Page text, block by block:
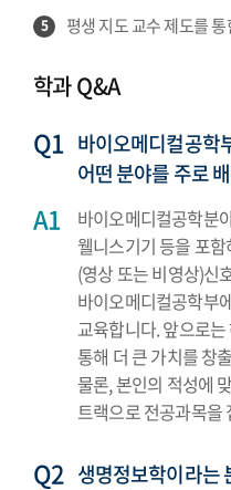
5 평생 지도 교수 제도를
학과 Q&A
바이오메디컬공학
어떤 분야를 주로
바이오메디컬공학분
웰니스기기 등을 포
(영상 또는 비영상)신
바이오메디컬공학부
교육합니다. 앞으로
통해 더 큰 가치를 창
물론, 본인의 적성에
트랙으로 전공과목을
생명정보학이라는